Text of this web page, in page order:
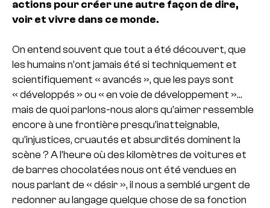
actions pour créer une autre façon de dire,
voir et vivre dans ce monde.
On entend souvent que tout a été découvert, que
les humains n’ont jamais été si techniquement et
scientifiquement « avancés », que les pays sont
« développés » ou « en voie de développement »…
mais de quoi parlons-nous alors qu’aimer ressemble
encore à une frontière presqu’inatteignable,
qu’injustices, cruautés et absurdités dominent la
scène ? A l’heure où des kilomètres de voitures et
de barres chocolatées nous ont été vendues en
nous parlant de « désir », il nous a semblé urgent de
redonner au langage quelque chose de sa fonction